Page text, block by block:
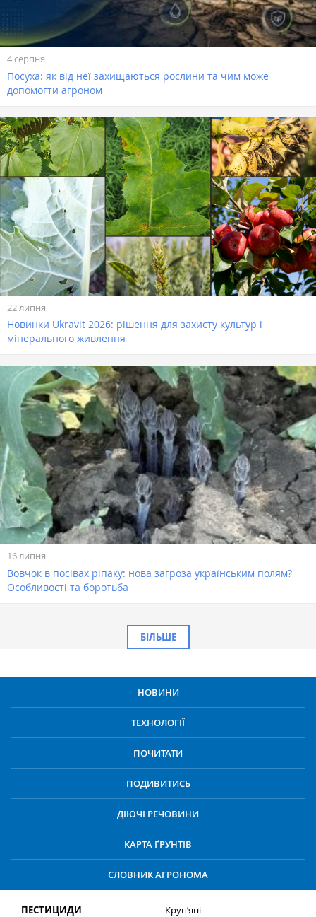
4 серпня
Посуха: як від неї захищаються рослини та чим може
допомогти агроном
22 липня
Новинки Ukravit 2026: рішення для захисту культур і
мінерального живлення
16 липня
Вовчок в посівах ріпаку: нова загроза українським полям?
Особливості та боротьба
БІЛЬШЕ
НОВИНИ
ТЕХНОЛОГІЇ
ПОЧИТАТИ
ПОДИВИТИСЬ
ДІЮЧІ РЕЧОВИНИ
КАРТА ҐРУНТІВ
СЛОВНИК АГРОНОМА
ПЕСТИЦИДИ
Круп’яні